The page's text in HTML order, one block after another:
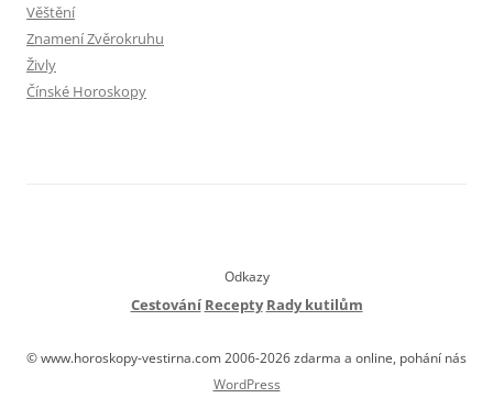
Věštění
Znamení Zvěrokruhu
Živly
Čínské Horoskopy
Odkazy
Cestování Recepty Rady kutilům
© www.horoskopy-vestirna.com 2006-2026 zdarma a online, pohání nás
WordPress